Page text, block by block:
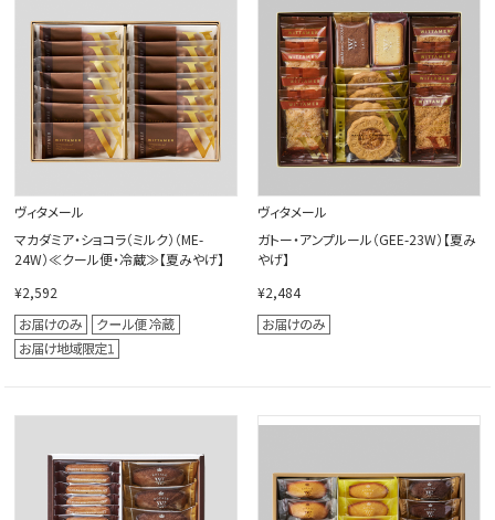
ヴィタメール
マカダミア・ショコラ（ミルク）（ME-
24W）≪クール便・冷蔵≫【夏みやげ】
¥2,592
ヴィタメール
ガトー・アンプルール（GEE-23W）【夏み
やげ】
¥2,484